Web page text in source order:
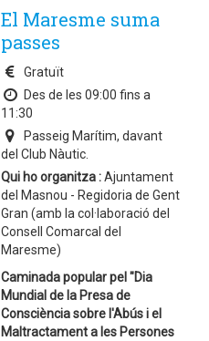
El Maresme suma
passes
Gratuït
Des de les 09:00 fins a
11:30
Passeig Marítim, davant
del Club Nàutic.
Qui ho organitza :Ajuntament
del Masnou - Regidoria de Gent
Gran (amb la col·laboració del
Consell Comarcal del
Maresme)
Caminada popular pel "Dia
Mundial de la Presa de
Consciència sobre l'Abús i el
Maltractament a les Persones